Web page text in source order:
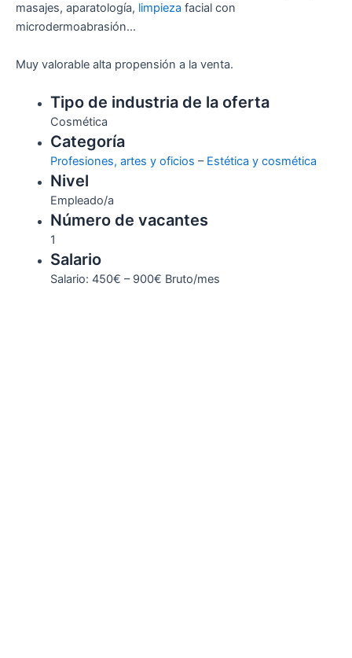
masajes, aparatología, limpieza facial con
microdermoabrasión…
Muy valorable alta propensión a la venta.
Tipo de industria de la oferta
Cosmética
Categoría
Profesiones, artes y oficios – Estética y cosmética
Nivel
Empleado/a
Número de vacantes
1
Salario
Salario: 450€ – 900€ Bruto/mes